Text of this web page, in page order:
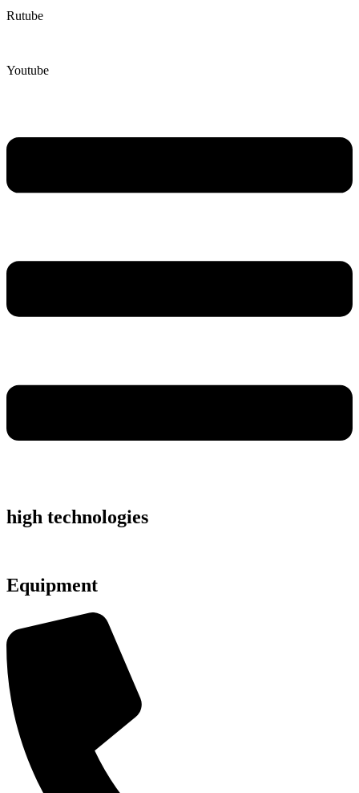
Rutube
Youtube
high technologies
Equipment